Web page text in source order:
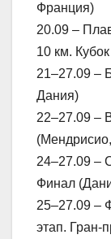
Франция)
20.09 –
10 км.
21–27.09 –
Дания)
22–27.09 –
24–27.09 –
Финал
25–27.09 –
этап. Гран-